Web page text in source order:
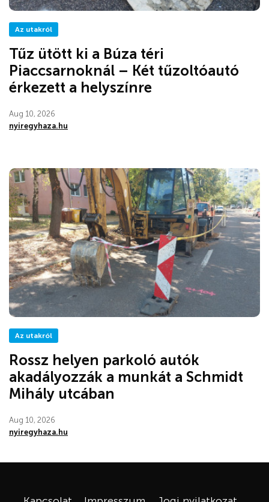
Az utakról
Tűz ütött ki a Búza téri
Piaccsarnoknál – Két tűzoltóautó
érkezett a helyszínre
Aug 10, 2026
nyiregyhaza.hu
Az utakról
Rossz helyen parkoló autók
akadályozzák a munkát a Schmidt
Mihály utcában
Aug 10, 2026
nyiregyhaza.hu